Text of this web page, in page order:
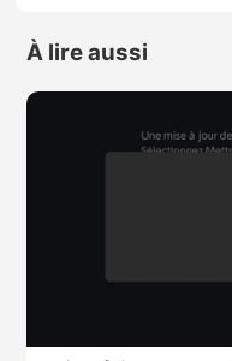
À lire aussi